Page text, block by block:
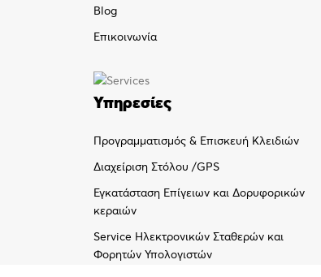
Blog
Επικοινωνία
Υπηρεσίες
Προγραμματισμός & Επισκευή Κλειδιών
Διαχείριση Στόλου /GPS
Εγκατάσταση Επίγειων και Δορυφορικών
κεραιών
Service Ηλεκτρονικών Σταθερών και
Φορητών Υπολογιστών